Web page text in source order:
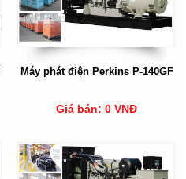
Máy phát điện Perkins P-140GF
Giá bán: 0 VNĐ